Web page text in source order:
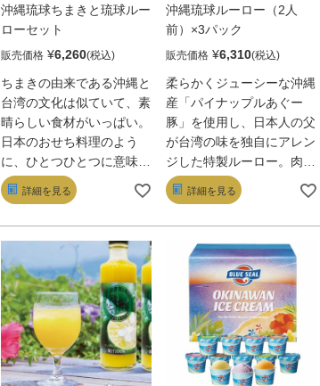
沖縄琉球ちまきと琉球ルー
ローセット
販売価格 ¥6,260
ちまきの由来である沖縄と
台湾の文化は似ていて、素
晴らしい食材がいっぱい。
日本のおせち料理のよう
に、ひとつひとつに意味が
あるのでちまきは縁起物と
されています。ルーローは
で、ご飯でも、台湾バンズ
でもどちらでも絶妙にマッ
チします。台湾ごはんには
欠かせない肉桂や八角を、
独自のスパイスの効かせ方
で取り入れています。台湾
のルーローは肉感が非常に
重要。そのため、お肉は丁
詳細を見る
沖縄琉球ルーロー（2人
前）×3パック
販売価格 ¥6,310
柔らかくジューシーな沖縄
産「パイナップルあぐー
豚」を使用し、日本人の父
が台湾の味を独自にアレン
ジした特製ルーロー。肉桂
や八角などのスパイスが効
いた本格的な味わいで、ゴ
食感を楽しめます。白ご飯
や台湾バンズとの相性抜
群！卵や野菜のトッピング
でさらに美味しさアップ。
日本と台湾の味が融合した
こだわりの一品をぜひお試
しください。
詳細を見る